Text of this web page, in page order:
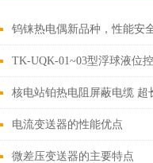
钨铼热电偶新品种，性能安
TK-UQK-01~03型浮球液位
核电站铂热电阻屏蔽电缆 超
电流变送器的性能优点
微差压变送器的主要特点